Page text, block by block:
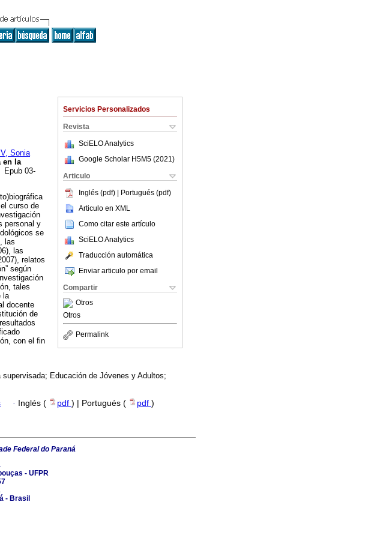
Servicios Personalizados
Revista
SciELO Analytics
Google Scholar H5M5 (2021 )
Articulo
Inglés (pdf) | Portugués (pdf)
Articulo en XML
Como citar este artículo
SciELO Analytics
Traducción automática
Enviar articulo por email
Compartir
Otros
Otros
Permalink
Sonia
en la
Epub 03-
curso de
personal y
se
las
las
relatos
según
tales
la
docente
de
con el fin
Educación de Jóvenes y Adultos;
· Inglés ( pdf ) | Portugués ( pdf )
Federal do Paraná
- UFPR
- Brasil